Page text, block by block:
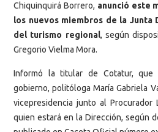
Chiquinquirá Borrero, anunció este
los nuevos miembros de la
del turismo regional, según
Gregorio Vielma Mora.
Informó la titular de Cotatur, que
gobierno, politóloga María Gabriela
vicepresidencia junto al Procurador
quien estará en la Dirección, según